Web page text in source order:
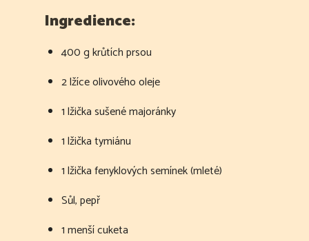
Ingredience:
400 g krůtích prsou
2 lžíce olivového oleje
1 lžička sušené majoránky
1 lžička tymiánu
1 lžička fenyklových semínek (mleté)
Sůl, pepř
1 menší cuketa